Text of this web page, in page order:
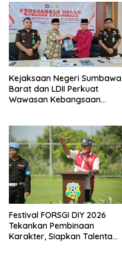
Kejaksaan Negeri Sumbawa
Barat dan LDII Perkuat
Wawasan Kebangsaan
Festival FORSGI DIY 2026
Tekankan Pembinaan
Karakter, Siapkan Talenta